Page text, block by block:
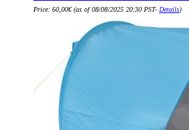
Price: 60,00€(as of 08/08/2025 20:30 PST- Details)